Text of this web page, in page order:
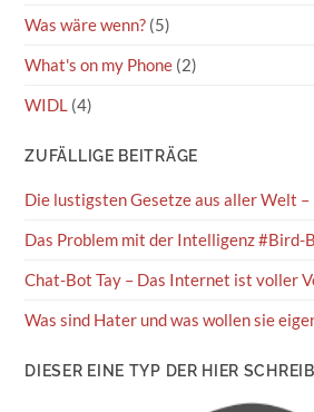
Was wäre wenn? (5)
What's on my Phone (2)
WIDL (4)
ZUFÄLLIGE BEITRÄGE
Die lustigsten Gesetze aus aller Welt –
Das Problem mit der Intelligenz #Bird-
Chat-Bot Tay – Das Internet ist voller
Was sind Hater und was wollen sie
DIESER EINE TYP DER HIER